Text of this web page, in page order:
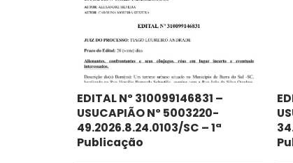
EDITAL Nº 310099146831 –
USUCAPIÃO Nº 5003220-
49.2026.8.24.0103/SC – 1ª
Publicação